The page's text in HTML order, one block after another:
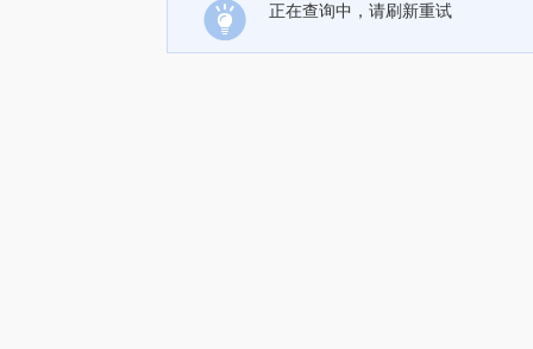
正在查询中，请刷新重试